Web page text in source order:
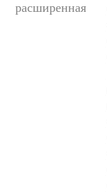
расширенная